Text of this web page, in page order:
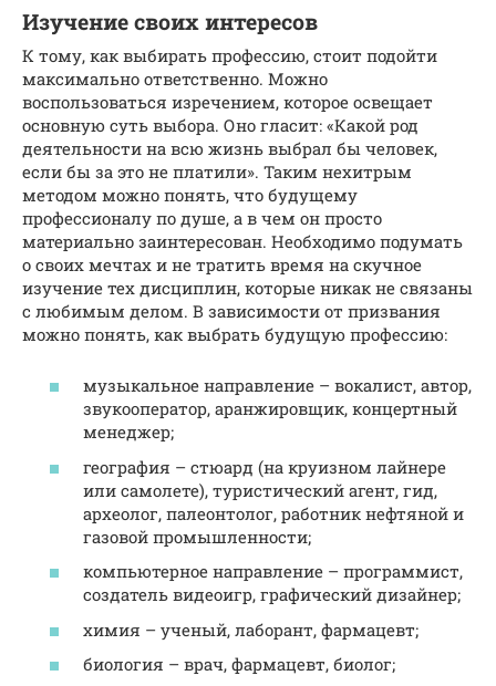
Изучение своих интересов
К тому, как выбирать профессию, стоит подойти
максимально ответственно. Можно
воспользоваться изречением, которое освещает
основную суть выбора. Оно гласит: «Какой род
деятельности на всю жизнь выбрал бы человек,
если бы за это не платили». Таким нехитрым
методом можно понять, что будущему
профессионалу по душе, а в чем он просто
материально заинтересован. Необходимо подумать
о своих мечтах и не тратить время на скучное
изучение тех дисциплин, которые никак не связаны
с любимым делом. В зависимости от призвания
можно понять, как выбрать будущую профессию:
музыкальное направление – вокалист, автор,
звукооператор, аранжировщик, концертный
менеджер;
география – стюард (на круизном лайнере
или самолете), туристический агент, гид,
археолог, палеонтолог, работник нефтяной и
газовой промышленности;
компьютерное направление – программист,
создатель видеоигр, графический дизайнер;
химия – ученый, лаборант, фармацевт;
биология – врач, фармацевт, биолог;